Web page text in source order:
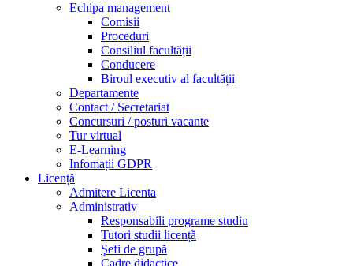
Echipa management
Comisii
Proceduri
Consiliul facultății
Conducere
Biroul executiv al facultății
Departamente
Contact / Secretariat
Concursuri / posturi vacante
Tur virtual
E-Learning
Infomații GDPR
Licență
Admitere Licenta
Administrativ
Responsabili programe studiu
Tutori studii licență
Şefi de grupă
Cadre didactice